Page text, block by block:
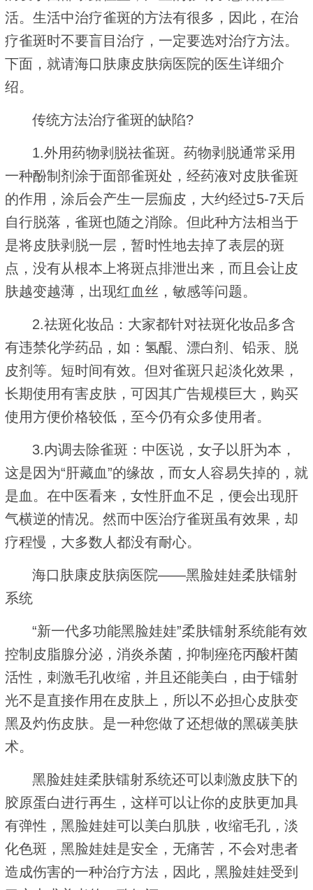
活。生活中治疗雀斑的方法有很多，因此，在治
疗雀斑时不要盲目治疗，一定要选对治疗方法。
下面，就请海口肤康皮肤病医院的医生详细介
绍。
传统方法治疗雀斑的缺陷?
1.外用药物剥脱祛雀斑。药物剥脱通常采用
一种酚制剂涂于面部雀斑处，经药液对皮肤雀斑
的作用，涂后会产生一层痂皮，大约经过5-7天后
自行脱落，雀斑也随之消除。但此种方法相当于
是将皮肤剥脱一层，暂时性地去掉了表层的斑
点，没有从根本上将斑点排泄出来，而且会让皮
肤越变越薄，出现红血丝，敏感等问题。
2.祛斑化妆品：大家都针对祛斑化妆品多含
有违禁化学药品，如：氢醌、漂白剂、铅汞、脱
皮剂等。短时间有效。但对雀斑只起淡化效果，
长期使用有害皮肤，可因其广告规模巨大，购买
使用方便价格较低，至今仍有众多使用者。
3.内调去除雀斑：中医说，女子以肝为本，
这是因为“肝藏血”的缘故，而女人容易失掉的，就
是血。在中医看来，女性肝血不足，便会出现肝
气横逆的情况。然而中医治疗雀斑虽有效果，却
疗程慢，大多数人都没有耐心。
海口肤康皮肤病医院——黑脸娃娃柔肤镭射
系统
“新一代多功能黑脸娃娃”柔肤镭射系统能有效
控制皮脂腺分泌，消炎杀菌，抑制痤疮丙酸杆菌
活性，刺激毛孔收缩，并且还能美白，由于镭射
光不是直接作用在皮肤上，所以不必担心皮肤变
黑及灼伤皮肤。是一种您做了还想做的黑碳美肤
术。
黑脸娃娃柔肤镭射系统还可以刺激皮肤下的
胶原蛋白进行再生，这样可以让你的皮肤更加具
有弹性，黑脸娃娃可以美白肌肤，收缩毛孔，淡
化色斑，黑脸娃娃是安全，无痛苦，不会对患者
造成伤害的一种治疗方法，因此，黑脸娃娃受到